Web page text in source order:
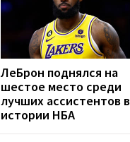
ЛеБрон поднялся на
шестое место среди
лучших ассистентов в
истории НБА